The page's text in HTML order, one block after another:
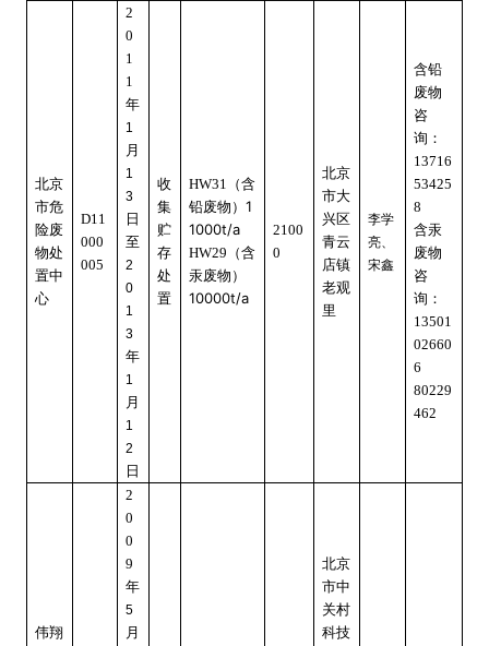
北京
市危
险废
物处
置中
心
D11
000
005
2
0
1
1
年
1
月
1
3
日
至
2
0
1
3
年
1
月
1
2
日
收
集
贮
存
处
置
HW31 （含
铅废物）1
1000t/a
HW29 （含
汞废物）
10000t/a
2100
0
北京
市大
兴区
青云
店镇
老观
里
李学
亮、
宋鑫
含铅
废物
咨
询：
13716
53425
8
含汞
废物
咨
询：
13501
02660
6
80229
462
伟翔
2
0
0
9
年
5
月
北京
市中
关村
科技